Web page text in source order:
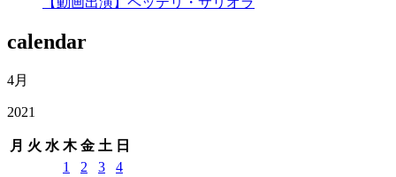
calendar
4月
2021
月 火 水 木 金 土 日
1 2 3
4